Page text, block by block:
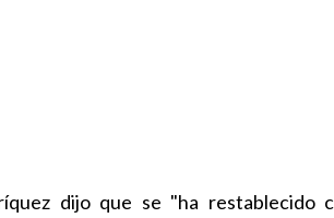
dijo que se "ha restablecido